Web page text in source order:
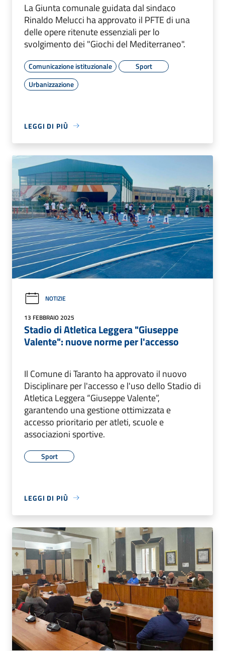
La Giunta comunale guidata dal sindaco
Rinaldo Melucci ha approvato il PFTE di una
delle opere ritenute essenziali per lo
svolgimento dei "Giochi del Mediterraneo".
Comunicazione istituzionale
Sport
Urbanizzazione
LEGGI DI PIÙ
NOTIZIE
13 FEBBRAIO 2025
Stadio di Atletica Leggera "Giuseppe
Valente": nuove norme per l'accesso
Il Comune di Taranto ha approvato il nuovo
Disciplinare per l'accesso e l'uso dello Stadio di
Atletica Leggera “Giuseppe Valente”,
garantendo una gestione ottimizzata e
accesso prioritario per atleti, scuole e
associazioni sportive.
Sport
LEGGI DI PIÙ